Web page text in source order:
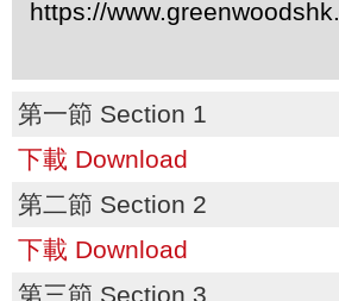
https://
第一節 Section 1
下載 Download
第二節 Section 2
下載 Download
第三節 Section 3